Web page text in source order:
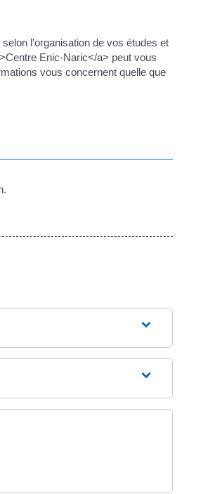
l'organisation de vos études et
Enic-Naric</a> peut vous
vous concernent quelle que